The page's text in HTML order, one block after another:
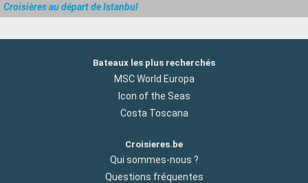
Croisières au départ de Istanbul
Bateaux les plus recherchés
MSC World Europa
Icon of the Seas
Costa Toscana
Croisieres.be
Qui sommes-nous ?
Questions fréquentes